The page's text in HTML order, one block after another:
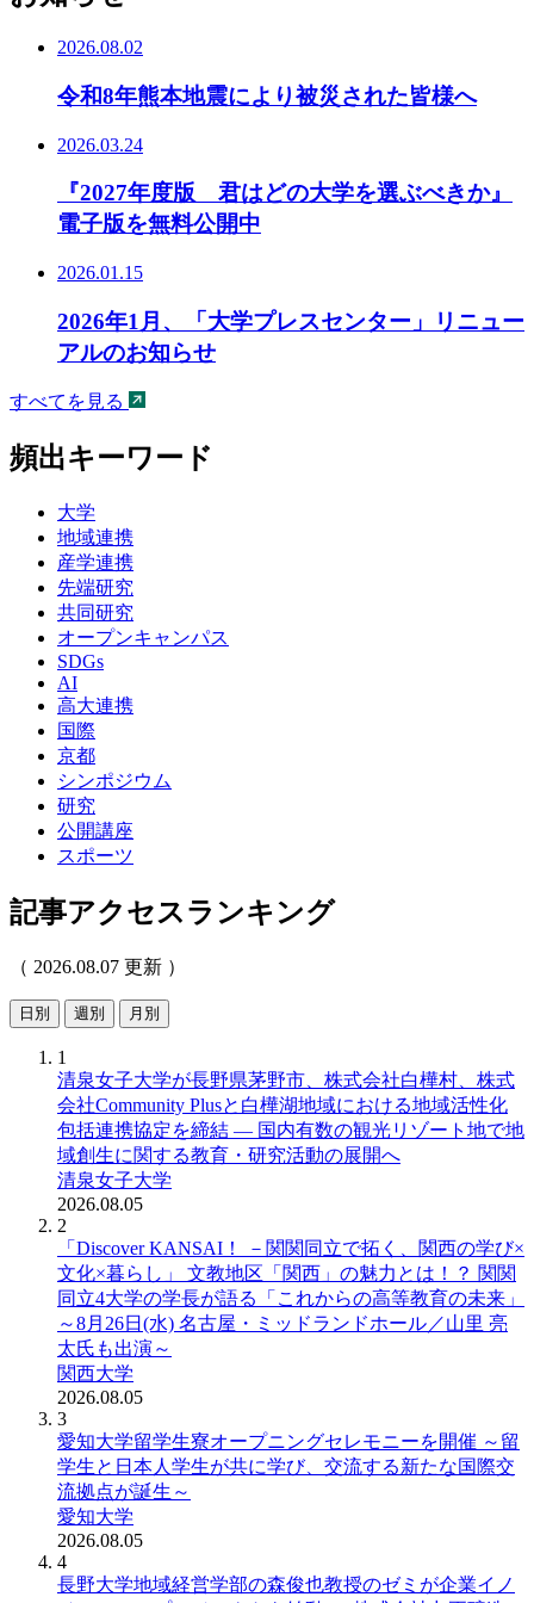
2026.08.02
令和8年熊本地震により被災された皆様へ
2026.03.24
『2027年度版 君はどの大学を選ぶべきか』
電子版を無料公開中
2026.01.15
2026年1月、「大学プレスセンター」リニュー
アルのお知らせ
すべてを見る
頻出キーワード
大学
地域連携
産学連携
先端研究
共同研究
オープンキャンパス
SDGs
AI
高大連携
国際
京都
シンポジウム
研究
公開講座
スポーツ
記事アクセスランキング
（ 2026.08.07 更新 ）
日別 週別 月別
1
清泉女子大学が長野県茅野市、株式会社白樺村、株式
会社Community Plusと白樺湖地域における地域活性化
包括連携協定を締結 ― 国内有数の観光リゾート地で地
域創生に関する教育・研究活動の展開へ
清泉女子大学
2026.08.05
2
「Discover KANSAI！ －関関同立で拓く、関西の学び×
文化×暮らし」 文教地区「関西」の魅力とは！？ 関関
同立4大学の学長が語る「これからの高等教育の未来」
～8月26日(水) 名古屋・ミッドランドホール／山里 亮
太氏も出演～
関西大学
2026.08.05
3
愛知大学留学生寮オープニングセレモニーを開催 ～留
学生と日本人学生が共に学び、交流する新たな国際交
流拠点が誕生～
愛知大学
2026.08.05
4
長野大学地域経営学部の森俊也教授のゼミが企業イノ